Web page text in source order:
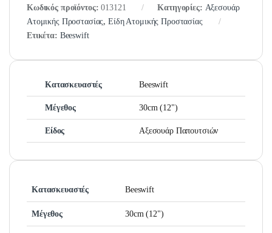
Κωδικός προϊόντος:013121 Κατηγορίες: Αξεσουάρ
Ατομικής Προστασίας,Είδη Ατομικής Προστασίας
Ετικέτα: Beeswift
Κατασκευαστές Beeswift
Μέγεθος 30cm (12")
Είδος Αξεσουάρ Παπουτσιών
Κατασκευαστές Beeswift
Μέγεθος 30cm (12")